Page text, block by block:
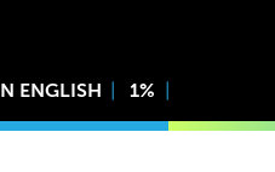
ENGLISH 1%